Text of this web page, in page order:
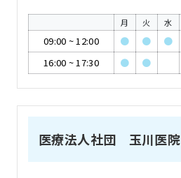
月 火 水
09:00 ~12:00 ● ● ●
16:00 ~17:30 ● ●
医療法人社団 玉川医院